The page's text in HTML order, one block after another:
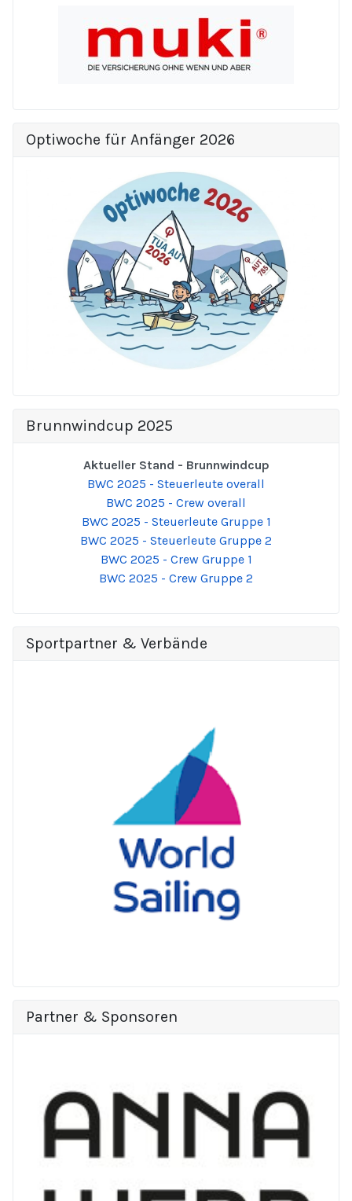
Optiwoche für Anfänger 2026
Brunnwindcup 2025
Aktueller Stand - Brunnwindcup
BWC 2025 - Steuerleute overall
BWC 2025 - Crew overall
BWC 2025 - Steuerleute Gruppe 1
BWC 2025 - Steuerleute Gruppe 2
BWC 2025 - Crew Gruppe 1
BWC 2025 - Crew Gruppe 2
Sportpartner & Verbände
Partner & Sponsoren